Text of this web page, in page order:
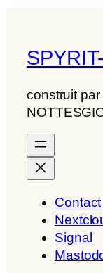
construit
Contact
Signal